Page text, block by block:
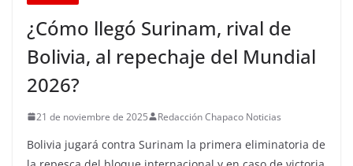
¿Cómo llegó Surinam, rival de
Bolivia, al repechaje del Mundial
2026?
21 de noviembre de 2025 Redacción Chapaco Noticias
Bolivia jugará contra Surinam la primera eliminatoria de